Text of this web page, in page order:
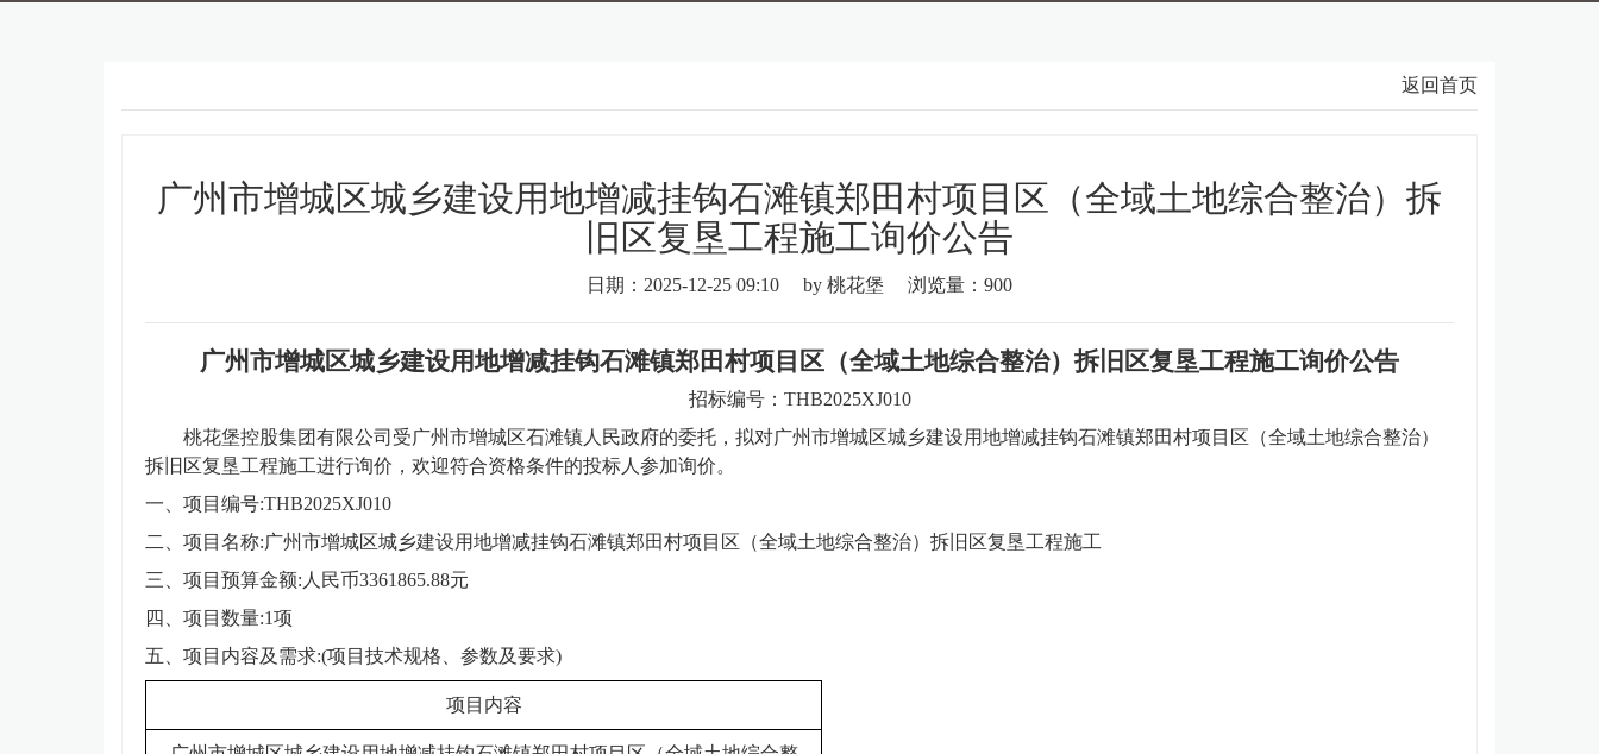
返回首页
广州市增城区城乡建设用地增减挂钩石滩镇郑田村项目区（全域土地综合整治）拆
旧区复垦工程施工询价公告
日期：2025-12-25 09:10 by 桃花堡 浏览量：900
广州市增城区城乡建设用地增减挂钩石滩镇郑田村项目区（全域土地综合整治）拆旧区复垦工程施工询价公告
招标编号： THB2025XJ010
桃花堡控股集团有限公司 受广州市增城区石滩镇人民政府的委托，拟对广州市增城区城乡建设用地增减挂钩石滩镇郑田村项目区（全域土地综合整治）
拆旧区复垦工程施工进行询价，欢迎符合资格条件的投标人参加询价。
一、项目编号:THB2025XJ010
二、项目名称:广州市增城区城乡建设用地增减挂钩石滩镇郑田村项目区（全域土地综合整治）拆旧区复垦工程施工
三、项目预算金额:人民币3361865.88元
四、项目数量:1项
五、项目内容及需求:(项目技术规格、参数及要求)
项目内容